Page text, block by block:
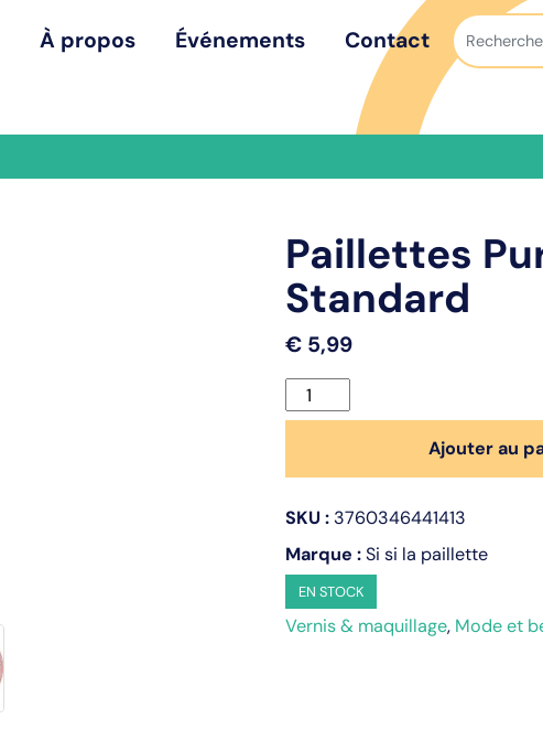
À propos Événements Contact
Paillettes
Standard
€ 5,99
quantité
de
Standard
Ajouter au
SKU : 3760346441413
Marque : Si si la paillette
EN STOCK
Vernis & maquillage, Mode et